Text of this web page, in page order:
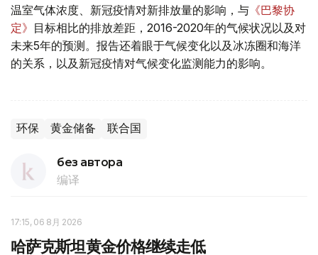
温室气体浓度、新冠疫情对新排放量的影响，与 《巴黎协
定》 目标相比的排放差距，2016-2020年的气候状况以及对
未来5年的预测。报告还着眼于气候变化以及冰冻圈和海洋
的关系，以及新冠疫情对气候变化监测能力的影响。
环保 黄金储备 联合国
без автора
编译
17:15, 06 8月 2026
哈萨克斯坦黄金价格继续走低